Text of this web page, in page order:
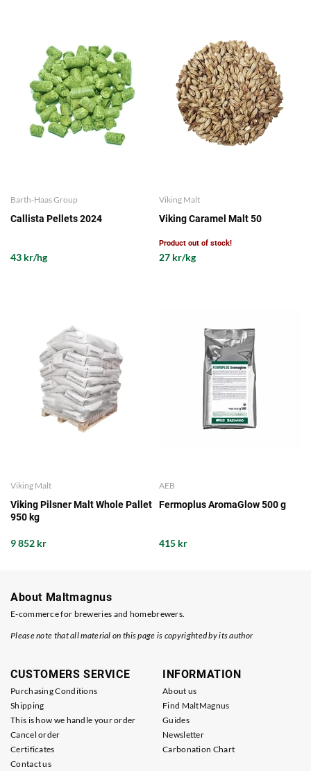
Barth-Haas Group
Callista Pellets 2024
43 kr/hg
Viking Malt
Viking Caramel Malt 50
Product out of stock!
27 kr/kg
Viking Malt
Viking Pilsner Malt Whole Pallet
950 kg
9 852 kr
AEB
Fermoplus AromaGlow 500 g
415 kr
About Maltmagnus
E-commerce for breweries and homebrewers.
Please note that all material on this page is copyrighted by its author
CUSTOMERS SERVICE
Purchasing Conditions
Shipping
This is how we handle your order
Cancel order
Certificates
Contact us
INFORMATION
About us
Find MaltMagnus
Guides
Newsletter
Carbonation Chart